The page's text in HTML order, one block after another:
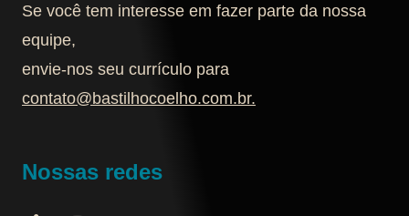
Se você tem interesse em fazer parte da nossa
equipe,
envie-nos seu currículo para
contato@bastilhocoelho.com.br.
Nossas redes